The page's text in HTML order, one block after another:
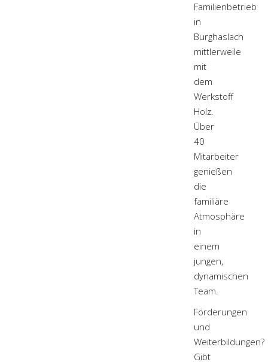
Familienbetrieb
in
Burghaslach
mittlerweile
mit
dem
Werkstoff
Holz.
Über
40
Mitarbeiter
genießen
die
familiäre
Atmosphäre
in
einem
jungen,
dynamischen
Team.
Förderungen
und
Weiterbildungen?
Gibt